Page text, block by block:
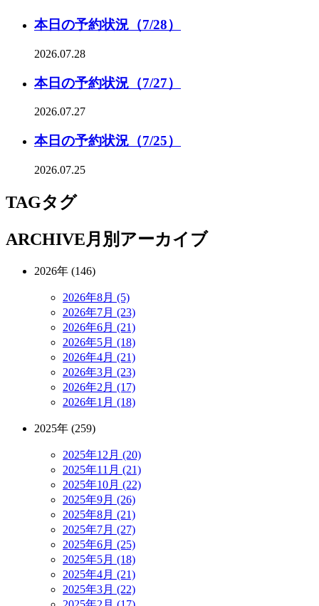
本日の予約状況（7/28）
2026.07.28
本日の予約状況（7/27）
2026.07.27
本日の予約状況（7/25）
2026.07.25
TAGタグ
ARCHIVE月別アーカイブ
2026年 (146)
2026年8月 (5)
2026年7月 (23)
2026年6月 (21)
2026年5月 (18)
2026年4月 (21)
2026年3月 (23)
2026年2月 (17)
2026年1月 (18)
2025年 (259)
2025年12月 (20)
2025年11月 (21)
2025年10月 (22)
2025年9月 (26)
2025年8月 (21)
2025年7月 (27)
2025年6月 (25)
2025年5月 (18)
2025年4月 (21)
2025年3月 (22)